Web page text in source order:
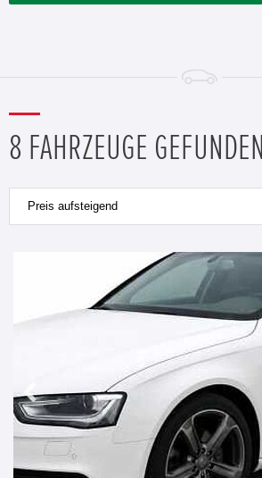
8 FAHRZEUGE GEFUNDEN
Preis aufsteigend